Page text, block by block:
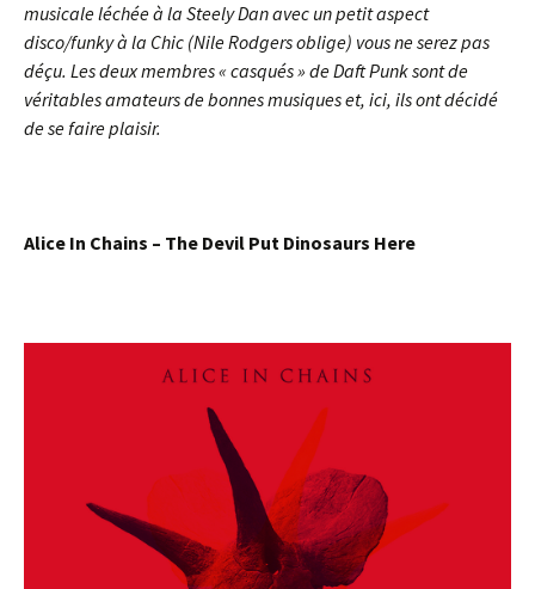
musicale léchée à la Steely Dan avec un petit aspect
disco/funky à la Chic (Nile Rodgers oblige) vous ne serez pas
déçu. Les deux membres « casqués » de Daft Punk sont de
véritables amateurs de bonnes musiques et, ici, ils ont décidé
de se faire plaisir.
Alice In Chains – The Devil Put Dinosaurs Here